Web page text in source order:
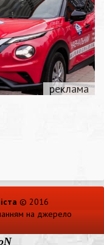
© 2016
на джерело